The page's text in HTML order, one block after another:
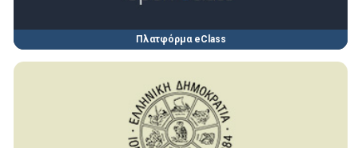
Πλατφόρμα eClass